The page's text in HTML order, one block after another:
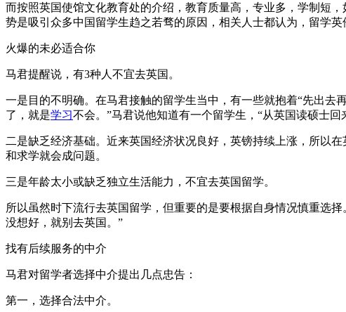
而按照英国使馆文化教育处的介绍，教育质量高，专业多，学制短
势是吸引众多中国留学生趋之若骛的原因，相关人士都认为，留学
火爆的未必适合你
马君提醒说，有3种人不宜去英国。
一是目的不明确。在马君接触的留学生当中，有一些就抱着“先出去
了，就是学习不会。”马君说他知道有一个留学生，“从英国读硕士回
二是缺乏经济基础。近来英国经济状况良好，英镑持续上涨，所以
和求学就会成问题。
三是年龄太小或缺乏独立生活能力，不宜去英国留学。
所以虽然时下流行去英国留学，但重要的是要根据自身情况慎重选择
没想好，就别去英国。”
找有后续服务的中介
马君对留学者选择中介提出几点忠告：
第一，选择合法中介。